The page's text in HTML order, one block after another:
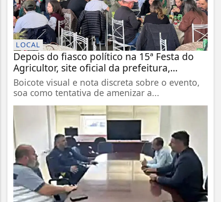
LOCAL
Depois do fiasco político na 15ª Festa do
Agricultor, site oficial da prefeitura,...
Boicote visual e nota discreta sobre o evento,
soa como tentativa de amenizar a...